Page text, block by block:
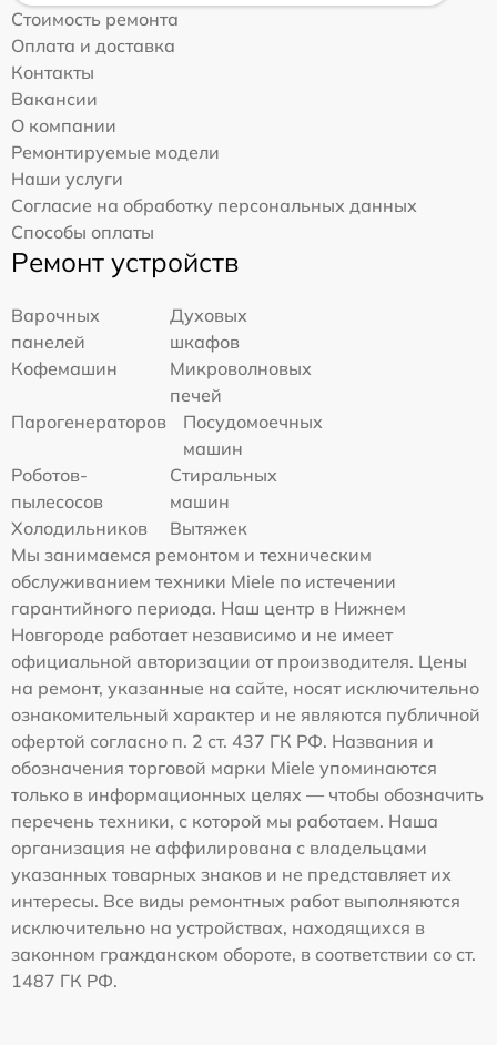
Стоимость ремонта
Оплата и доставка
Контакты
Вакансии
О компании
Ремонтируемые модели
Наши услуги
Согласие на обработку персональных данных
Способы оплаты
Ремонт устройств
Варочных
панелей
Духовых
шкафов
Кофемашин
Микроволновых
печей
Парогенераторов
Посудомоечных
машин
Роботов-
пылесосов
Стиральных
машин
Холодильников
Вытяжек
Мы занимаемся ремонтом и техническим
обслуживанием техники Miele по истечении
гарантийного периода. Наш центр в Нижнем
Новгороде работает независимо и не имеет
официальной авторизации от производителя. Цены
на ремонт, указанные на сайте, носят исключительно
ознакомительный характер и не являются публичной
офертой согласно п. 2 ст. 437 ГК РФ. Названия и
обозначения торговой марки Miele упоминаются
только в информационных целях — чтобы обозначить
перечень техники, с которой мы работаем. Наша
организация не аффилирована с владельцами
указанных товарных знаков и не представляет их
интересы. Все виды ремонтных работ выполняются
исключительно на устройствах, находящихся в
законном гражданском обороте, в соответствии со ст.
1487 ГК РФ.